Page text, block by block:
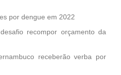
por dengue em 2022
recompor orçamento da
receberão verba por